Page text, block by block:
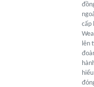
cấp
lên